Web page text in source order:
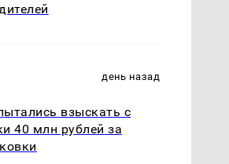
день назад
взыскать с
40 млн рублей за